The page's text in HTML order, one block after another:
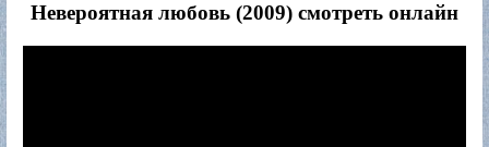
Невероятная любовь (2009) смотреть онлайн